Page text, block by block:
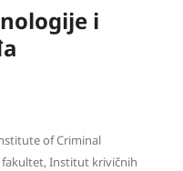
i
of Criminal
fakultet, Institut krivičnih